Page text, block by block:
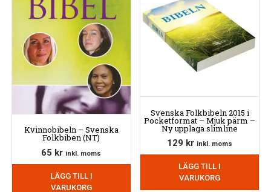
Kvinnobibeln – Svenska
Folkbiben (NT)
65 kr inkl. moms
LÄGG TILL I
VARUKORG
Svenska Folkbibeln 2015 i
Pocketformat – Mjuk pärm –
Ny upplaga slimline
129 kr inkl. moms
LÄGG TILL I
VARUKORG